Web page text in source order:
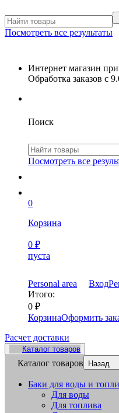
Посмотреть все результаты
Интернет магазин
Обработка заказов с
Поиск
Посмотреть все
0
Корзина
0 ₽
пуста
Personal area Вход
Итого:
0 ₽
КорзинаОформить
Расчет доставки
Каталог товаров
Каталог товаров Назад
Баки для воды и
Для воды
Для топлива